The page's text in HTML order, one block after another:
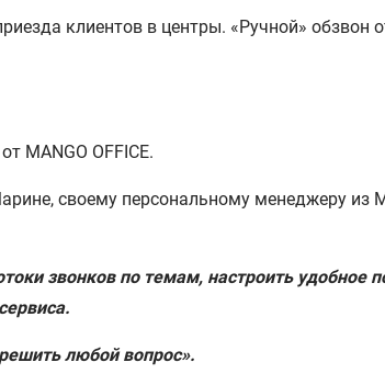
клиентов в центры. «Ручной» обзвон
MANGO OFFICE.
своему персональному менеджеру из
звонков по темам, настроить удобное
любой вопрос»‎.